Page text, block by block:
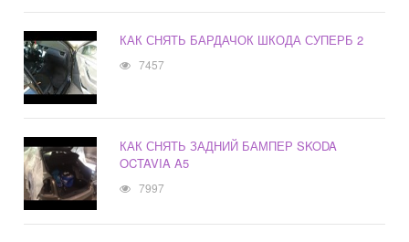
КАК СНЯТЬ БАРДАЧОК ШКОДА СУПЕРБ 2
7457
КАК СНЯТЬ ЗАДНИЙ БАМПЕР SKODA
OCTAVIA A5
7997